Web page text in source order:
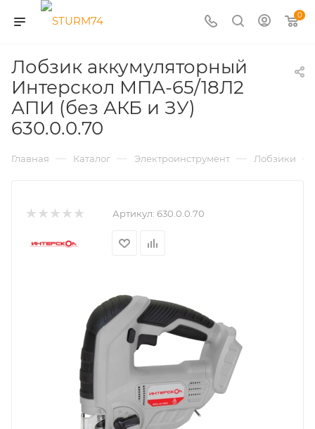
0
Лобзик аккумуляторный
Интерскол МПА-65/18Л2
АПИ (без АКБ и ЗУ)
630.0.0.70
Главная — Каталог — Электроинструмент — Лобзики —
Артикул: 630.0.0.70